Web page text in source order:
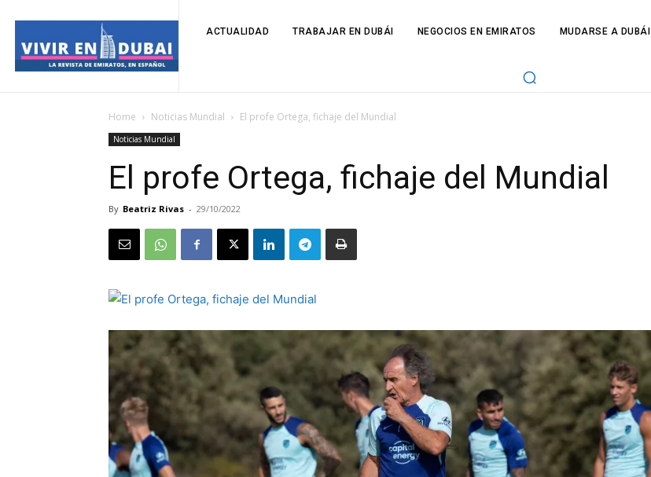
ACTUALIDAD TRABAJAR EN DUBÁI NEGOCIOS EN EMIRATOS MUDARSE A DUBÁI
Home Noticias Mundial El profe Ortega, fichaje del Mundial
Noticias Mundial
El profe Ortega, fichaje del Mundial
By Beatriz Rivas - 29/10/2022